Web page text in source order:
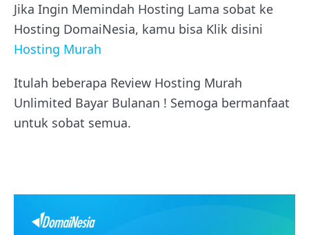
Jika Ingin Memindah Hosting Lama sobat ke
Hosting DomaiNesia, kamu bisa Klik disini
Hosting Murah
Itulah beberapa Review Hosting Murah
Unlimited Bayar Bulanan ! Semoga bermanfaat
untuk sobat semua.